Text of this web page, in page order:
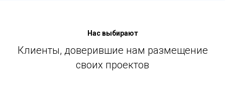
Нас выбирают
Клиенты, доверившие нам размещение
своих проектов